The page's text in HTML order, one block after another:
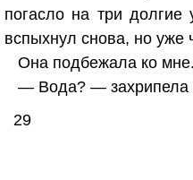
погасло на три
вспыхнул снова, но уже
Она подбежала ко мне.
— Вода? — захрипела
29